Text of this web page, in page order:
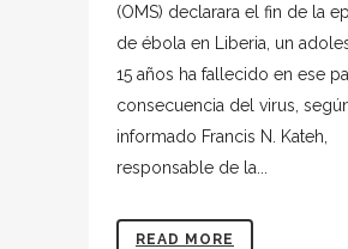
(OMS) declarara el fin de la
de ébola en Liberia, un
15 años ha fallecido en ese
consecuencia del virus,
informado Francis N. Kateh,
responsable de la...
READ MORE